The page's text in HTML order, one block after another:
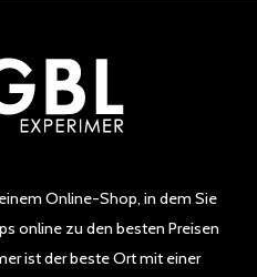
Online-Shop, in dem Sie
online zu den besten Preisen
ist der beste Ort mit einer